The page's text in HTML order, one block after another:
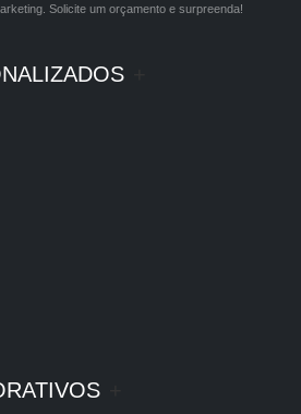
Solicite um orçamento e surpreenda!